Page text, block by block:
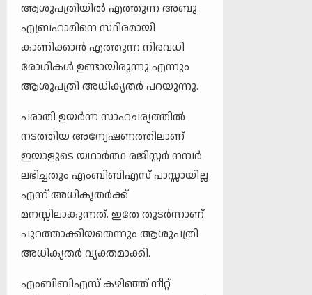
ആശുപത്രിയില്‍ എത്തുന്ന അബു
എബ്രഹാമിനെ സ്ഥിരമായി
കാണിക്കാന്‍ എത്തുന്ന നിരവധി
രോഗികള്‍ ഉണ്ടായിരുന്നു എന്നും
ആശുപത്രി അധികൃതര്‍ പറയുന്നു.
പരാതി ഉയര്‍ന്ന സാഹചര്യത്തില്‍
നടത്തിയ അന്വേഷണത്തിലാണ്
ഇയാളുടെ യഥാര്‍ത്ഥ രജിസ്റ്റര്‍ നമ്പര്‍
ലഭിച്ചതും എംബിബിഎസ് പാസ്സായില്ല
എന്ന് അധികൃതർക്ക്
മനസ്സിലാകുന്നത്. ഇതേ തുടര്‍ന്നാണ്
പുറത്താക്കിയതെന്നും ആശുപത്രി
അധികൃതര്‍ വ്യക്തമാക്കി.
എംബിബിഎസ് കഴിഞ്ഞ് നീറ്റ്